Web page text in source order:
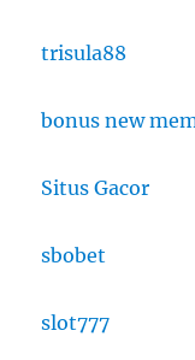
trisula88
bonus new
Situs Gacor
sbobet
slot777